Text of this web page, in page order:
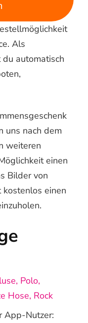
Als
automatisch
uns nach dem
weiteren
einen
Bilder von
kostenlos einen
Polo,
Hose, Rock
App-Nutzer: